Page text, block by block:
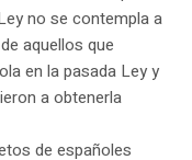
no se contempla a
aquellos que
en la pasada Ley y
a obtenerla
de españoles